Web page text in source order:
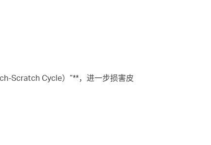
Scratch Cycle）”**，进一步损害皮